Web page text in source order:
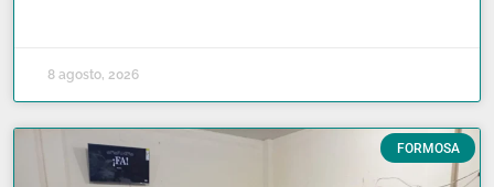
8 agosto, 2026
FORMOSA